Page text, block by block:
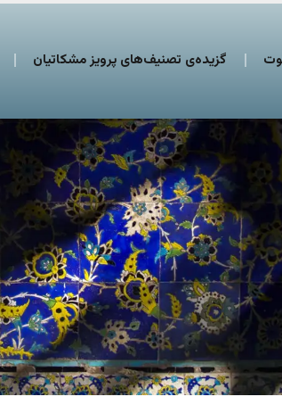
گزیده‌ی تصنیف‌های پرویز مشکاتیان